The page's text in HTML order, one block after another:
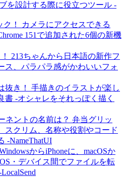
を設計する際に役立つツール -
ク！ カメラにアクセスできる
151で追加された6個の新機
213ちゃんから日本語の新作フ
ス、パラパラ感がかわいいフォ
抜き！ 手描きのイラストが楽し
書 -オシャレをそれっぽく描く
ネントの名前は？ 弁当グリッ
スクリム、名称や役割やコード
-NameThatUI
からiPhoneに、macOSか
・デバイス間でファイルを転